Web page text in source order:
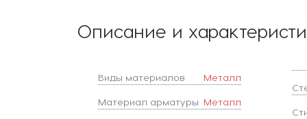
Описание и
Виды материалов Металл
Материал арматуры Металл